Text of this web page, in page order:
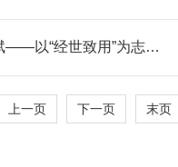
——以“经世致用”为志，
上一页 下一页 末页